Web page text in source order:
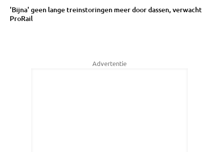
'Bijna' geen lange treinstoringen meer door dassen, verwacht
ProRail
Advertentie